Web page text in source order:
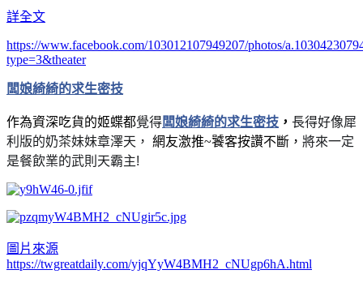
詳全文
https://www.facebook.com/103012107949207/photos/
type=3&theater
闆娘綺綺的求生密技
作為資深吃貨的姬蝶都覺得闆娘綺綺的求生密技 ， 長得好像犀
利版的奶茶妹妹章澤天， 網友激推~饕客按讚不斷， 將來一定
是餐飲業的武則天霸主!
圖片來源
https://twgreatdaily.com/yjqYyW4BMH2_cNUgp6hA.html